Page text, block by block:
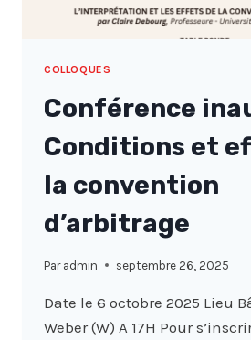
D’ALLER
ET
DES
PLANÉTAIRES »
COLLOQUES
Conférence
Conditions et
la convention
d’arbitrage
Par admin septembre 26, 2025
Date le 6 octobre 2025 Lieu
Weber (W) A 17H Pour